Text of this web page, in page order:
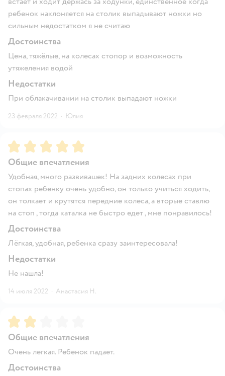
ребенок наклоняется на столик выпадывают ножки но
сильным недостатком я не считаю
Достоинства
Цена, тяжёлые, на колесах стопор и возможность
утяжеления водой
Недостатки
При облакачивании на столик выпадают ножки
23 февраля 2022 · Юлия
Рейтинг:5
Общие впечатления
Удобная, много развивашек! На задних колесах при
стопах ребенку очень удобно, он только учиться ходить,
он толкает и крутятся передние колеса, а вторые ставлю
на стоп , тогда каталка не быстро едет , мне понравилось!
Достоинства
Лёгкая, удобная, ребенка сразу заинтересовала!
Недостатки
Не нашла!
14 июля 2022 · Анастасия Н.
Рейтинг:
Общие впечатления
Очень легкая. Ребенок падает.
Достоинства